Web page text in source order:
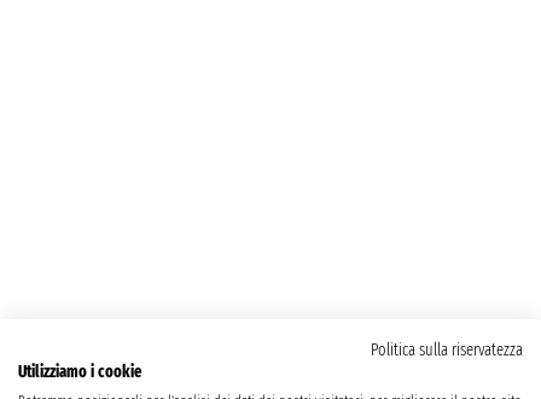
Politica sulla riservatezza
Utilizziamo i cookie